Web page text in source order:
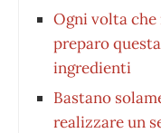
Ogni volta
preparo
ingredienti
Bastano
realizzare un